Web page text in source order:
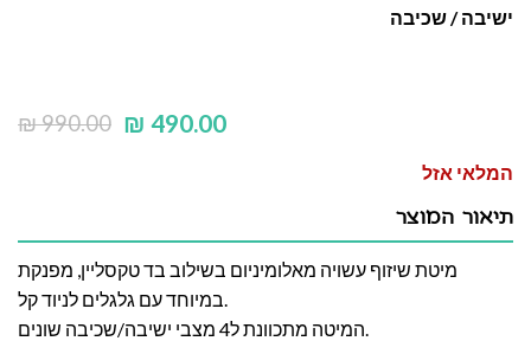
ישיבה / שכיבה
₪990.00 ₪ 490.00
המלאי אזל
תיאור המוצר
מיטת שיזוף עשויה מאלומיניום בשילוב בד טקסליין, מפנקת
במיוחד עם גלגלים לניוד קל.
המיטה מתכוונת ל4 מצבי ישיבה/שכיבה שונים.